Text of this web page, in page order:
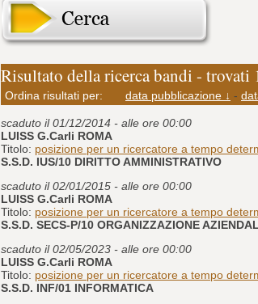
Risultato della ricerca bandi - trovati
Ordina risultati per: data pubblicazione ↓ -
scaduto il 01/12/2014 - alle ore 00:00
LUISS G.Carli ROMA
Titolo: posizione per un ricercatore a tempo
S.S.D. IUS/10 DIRITTO AMMINISTRATIVO
scaduto il 02/01/2015 - alle ore 00:00
LUISS G.Carli ROMA
Titolo: posizione per un ricercatore a tempo
S.S.D. SECS-P/10 ORGANIZZAZIONE
scaduto il 02/05/2023 - alle ore 00:00
LUISS G.Carli ROMA
Titolo: posizione per un ricercatore a tempo
S.S.D. INF/01 INFORMATICA